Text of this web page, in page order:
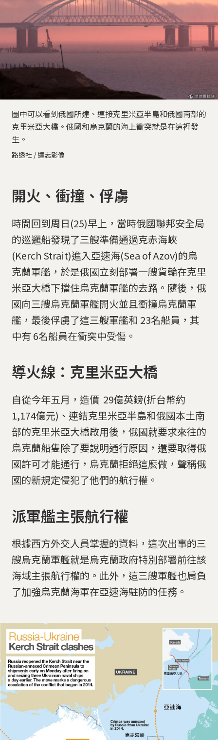
圖中可以看到俄國所建、連接克里米亞半島和俄國南部的
克里米亞大橋。俄國和烏克蘭的海上衝突就是在這裡發
生。
路透社 / 達志影像
開火、衝撞、俘虜
時間回到周日(25)早上，當時俄國聯邦安全局
的巡邏船發現了三艘準備通過克赤海峽
(Kerch Strait)進入亞速海(Sea of Azov)的烏
克蘭軍艦，於是俄國立刻部署一艘貨輪在克里
米亞大橋下擋住烏克蘭軍艦的去路。隨後，俄
國向三艘烏克蘭軍艦開火並且衝撞烏克蘭軍
艦，最後俘虜了這三艘軍艦和 23名船員，其
中有 6名船員在衝突中受傷。
導火線：克里米亞大橋
自從今年五月，造價 29億英鎊(折台幣約
1,174億元)、連結克里米亞半島和俄國本土南
部的克里米亞大橋啟用後，俄國就要求來往的
烏克蘭船隻除了要說明通行原因，還要取得俄
國許可才能通行，烏克蘭拒絕這麼做，聲稱俄
國的新規定侵犯了他們的航行權。
派軍艦主張航行權
根據西方外交人員掌握的資料，這次出事的三
艘烏克蘭軍艦就是烏克蘭政府特別部署前往該
海域主張航行權的。此外，這三艘軍艦也肩負
了加強烏克蘭海軍在亞速海駐防的任務。